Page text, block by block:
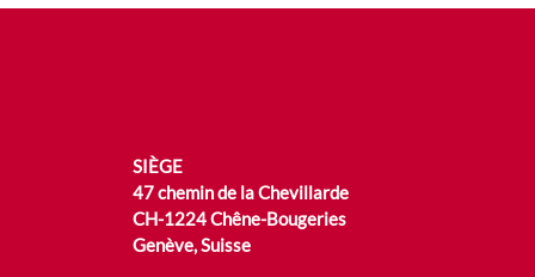
SIÈGE
47 chemin de la Chevillarde
CH-1224 Chêne-Bougeries
Genève, Suisse